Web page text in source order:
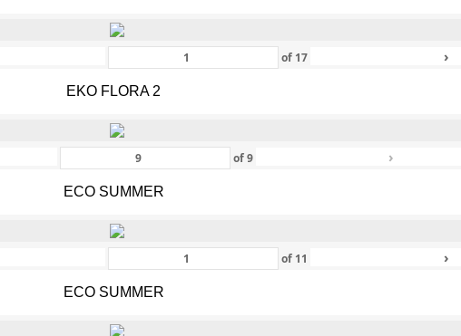
of 17 ›
EKO FLORA 2
of9 ›
ECO SUMMER
of 11 ›
ECO SUMMER